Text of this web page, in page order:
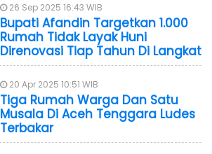
26 Sep 2025 16:43 WIB
Bupati Afandin Targetkan 1.000
Rumah Tidak Layak Huni
Direnovasi Tiap Tahun Di Langkat
20 Apr 2025 10:51 WIB
Tiga Rumah Warga Dan Satu
Musala Di Aceh Tenggara Ludes
Terbakar